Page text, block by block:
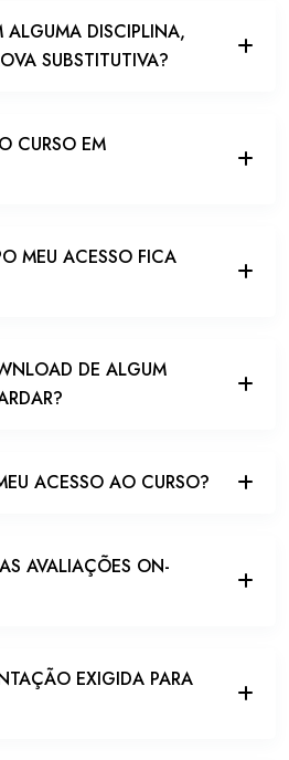
ALGUMA DISCIPLINA,
SUBSTITUTIVA?
CURSO EM
MEU ACESSO FICA
DE ALGUM
ACESSO AO CURSO?
AVALIAÇÕES ON-
EXIGIDA PARA